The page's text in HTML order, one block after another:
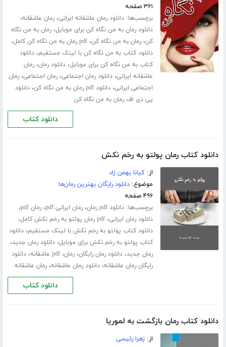
۳۶۱ صفحه
برچسب‌ها:دانلود رمان عاشقانه ایرانی،رمان عاشقانه،
دانلود رمان به من نگاه کن برای موبایل،رمان به من نگاه
کن،رمان به من نگاه کن،pdf رمان به من نگاه کن کامل ،
دانلود کتاب به من نگاه کن با لینک مستقیم،دانلود
کتاب به من نگاه کن برای موبایل،دانلود رمان،رمان
عاشقانه ایرانی،دانلود رمان اجتماعی،رمان اجتماعی،رمان
اجتماعی ایرانی،دانلود pdf رمان به من نگاه کن ،دانلود
پی دی اف رمان به من نگاه کن
دانلود کتاب
دانلود کتاب رمان پولتو به رخم نکش
از:کیانا بهمن زاد
موضوع:دانلود رایگان بهترین رمان‌ها
۴۹۶ صفحه
برچسب‌ها:دانلود pdf رمان ،رمان ایرانی pdf ،رمان pdf ،
دانلود رمان ایرانی،pdf رمان پولتو به رخم نکش کامل ،
دانلود کتاب پولتو به رخم نکش با لینک مستقیم،دانلود
کتاب پولتو به رخم نکش برای موبایل،دانلود رمان جدید،
رمان جدید،دانلود رمان رایگان،رمان،pdf عاشقانه ،دانلود
رایگان رمان عاشقانه،دانلود رمان عاشقانه،رمان عاشقانه
دانلود کتاب
دانلود کتاب رمان بازگشت به لموریا
از:زهرا رئیسی